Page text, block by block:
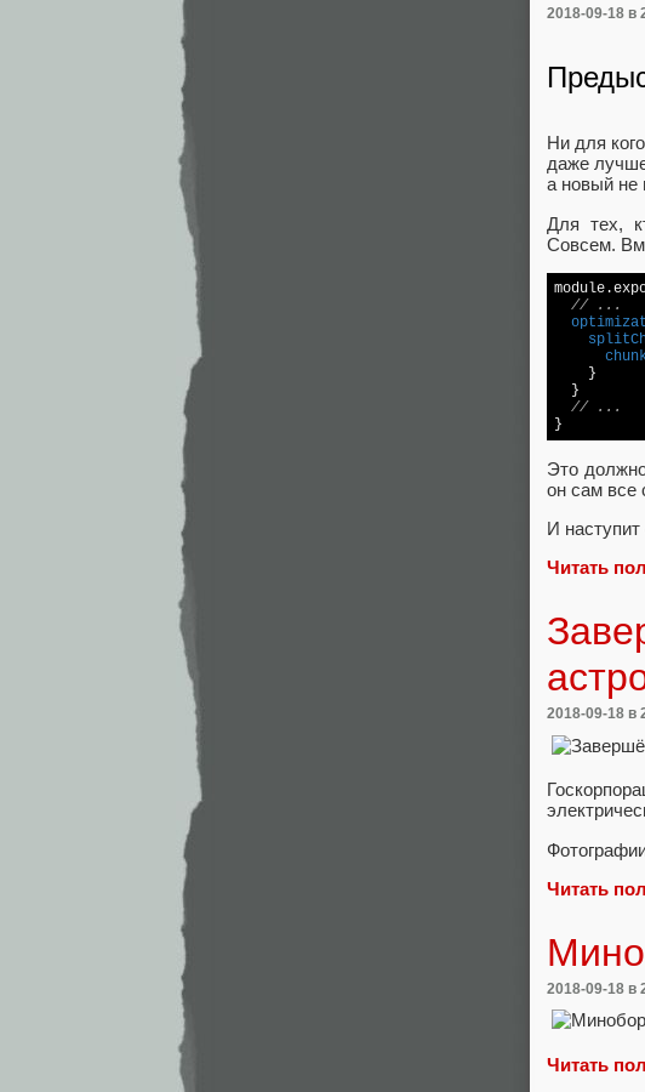
2018-09-18 в
Ни для
даже
а новый не
Для тех,
Совсем.
// ...
    }
  }
// ...
}
Это
он сам все
И
Читать
2018-09-18 в
Читать
2018-09-18 в
Читать